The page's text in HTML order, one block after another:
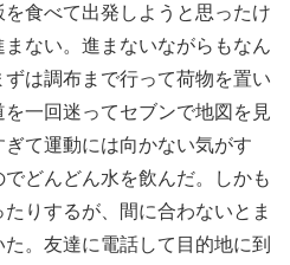
食べて出発しようと思ったけ
ない。進まないながらもなん
は調布まで行って荷物を置い
一回迷ってセブンで地図を見
て運動には向かない気がす
どんどん水を飲んだ。しかも
りするが、間に合わないとま
。友達に電話して目的地に到